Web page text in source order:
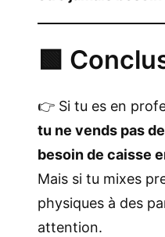
🟩
👉 Si tu es en
tu ne vends pas
besoin de caisse
Mais si tu mixes
physiques à des
attention.